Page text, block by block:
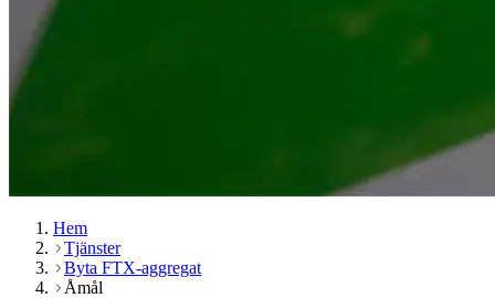
Hem
Tjänster
Byta FTX-aggregat
Åmål